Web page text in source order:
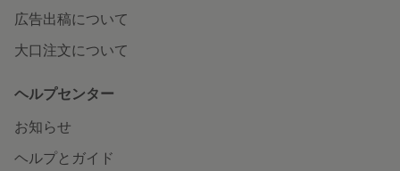
広告出稿について
大口注文について
ヘルプセンター
お知らせ
ヘルプとガイド